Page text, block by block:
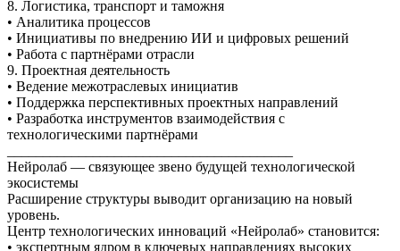
8. Логистика, транспорт и таможня
• Аналитика процессов
• Инициативы по внедрению ИИ и цифровых решений
• Работа с партнёрами отрасли
9. Проектная деятельность
• Ведение межотраслевых инициатив
• Поддержка перспективных проектных направлений
• Разработка инструментов взаимодействия с
технологическими партнёрами
Нейролаб — связующее звено будущей технологической
экосистемы
Расширение структуры выводит организацию на новый
уровень.
Центр технологических инноваций «Нейролаб» становится:
• экспертным ядром в ключевых направлениях высоких